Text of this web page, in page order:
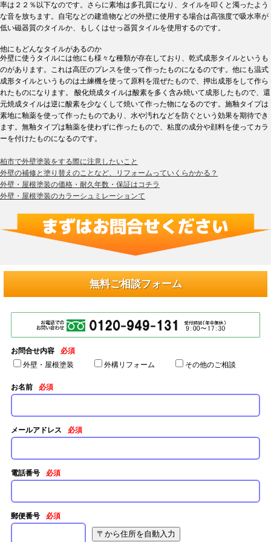
率は２２％以下なのです。さらに素地は多孔質になり、タイルを叩くと濁ったよう
な音を放ちます。自宅などの建造物などの外壁に使用する場合は高強度で吸水率が
低い磁器質のタイルか、もしくはせっ器質タイルを使用するのです。
他にもどんなタイルがあるのか
外壁に使うタイルには他にも様々な種類が存在しており、乾式成形タイルというも
のがあります。これは高圧のプレスを使って作ったものになるのです。他にも温式
成形タイルというものは土練機を使って原料を混ぜたもので、押出成形をして作ら
れたものになります。 酸化焼成タイルは酸素を多く含み焼いて成形したもので、還
元焼成タイルは逆に酸素を少なくして焼いて作った物になるのです。施釉タイプは
素地に釉薬を使って作ったものであり、水や汚れなどを防ぐという効果を期待でき
ます。無釉タイプは釉薬を使わずに作ったもので、粘度の成分や顔料を使ってカラ
ーを付けたものになるのです。
柏市で外壁塗装をする際に注意したいこと
外壁の補修と塗り替えのことなど、リフォームっていくらかかる？
外壁・屋根塗装の価格・耐久年数・保証はコチラ
外壁・屋根塗装のカラーシュミレーションて
無料ご相談フォーム
お問合せ内容
必須
外壁・屋根塗装
外構リフォーム その他のご相談
お名前 必須
メールアドレス 必須
電話番号 必須
郵便番号 必須